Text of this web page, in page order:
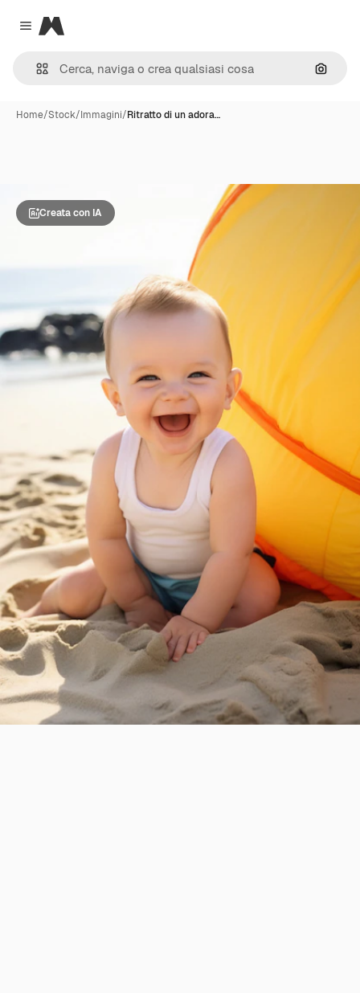
Close menu
Magnific
Cerca
Home/Stock/Immagini/Ritratto di un adora…
Creata con IA